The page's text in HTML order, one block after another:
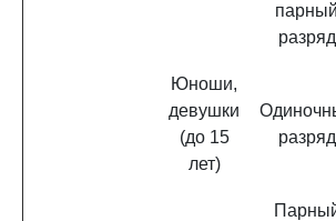
парный
разряд
Юноши,
девушки
(до 15
лет)
разряд